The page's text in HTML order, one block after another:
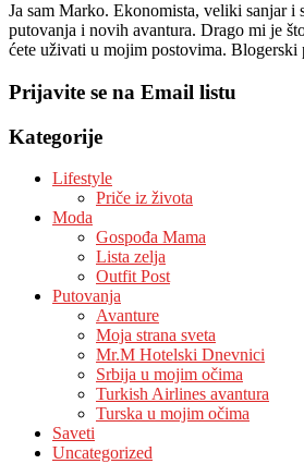
Ja sam Marko. Ekonomista, veliki sanjar i
putovanja i novih avantura. Drago mi je
ćete uživati u mojim postovima. Blogerski
Prijavite se na Email listu
Kategorije
Lifestyle
Priče iz života
Moda
Gospođa Mama
Lista zelja
Outfit Post
Putovanja
Avanture
Moja strana sveta
Mr.M Hotelski Dnevnici
Srbija u mojim očima
Turkish Airlines avantura
Turska u mojim očima
Saveti
Uncategorized